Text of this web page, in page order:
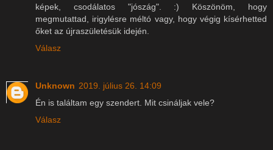
képek, csodálatos "jószág". :) Köszönöm, hogy
megmutattad, irigylésre méltó vagy, hogy végig kísérhetted
őket az újraszületésük idején.
Válasz
Unknown 2019. július 26. 14:09
Én is találtam egy szendert. Mit csináljak vele?
Válasz